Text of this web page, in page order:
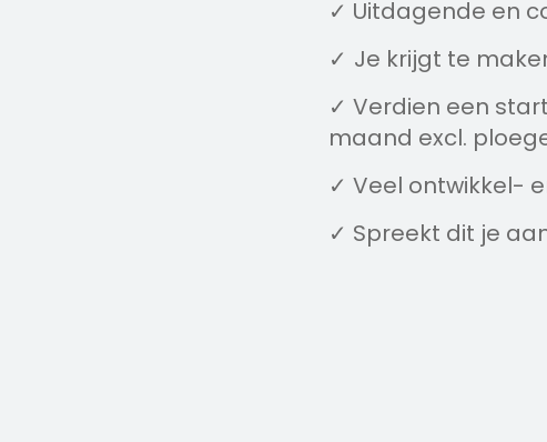
✓ Uitdagende en
✓ Je krijgt te
✓ Verdien een
maand excl.
✓ Veel ontwikkel-
✓ Spreekt dit je